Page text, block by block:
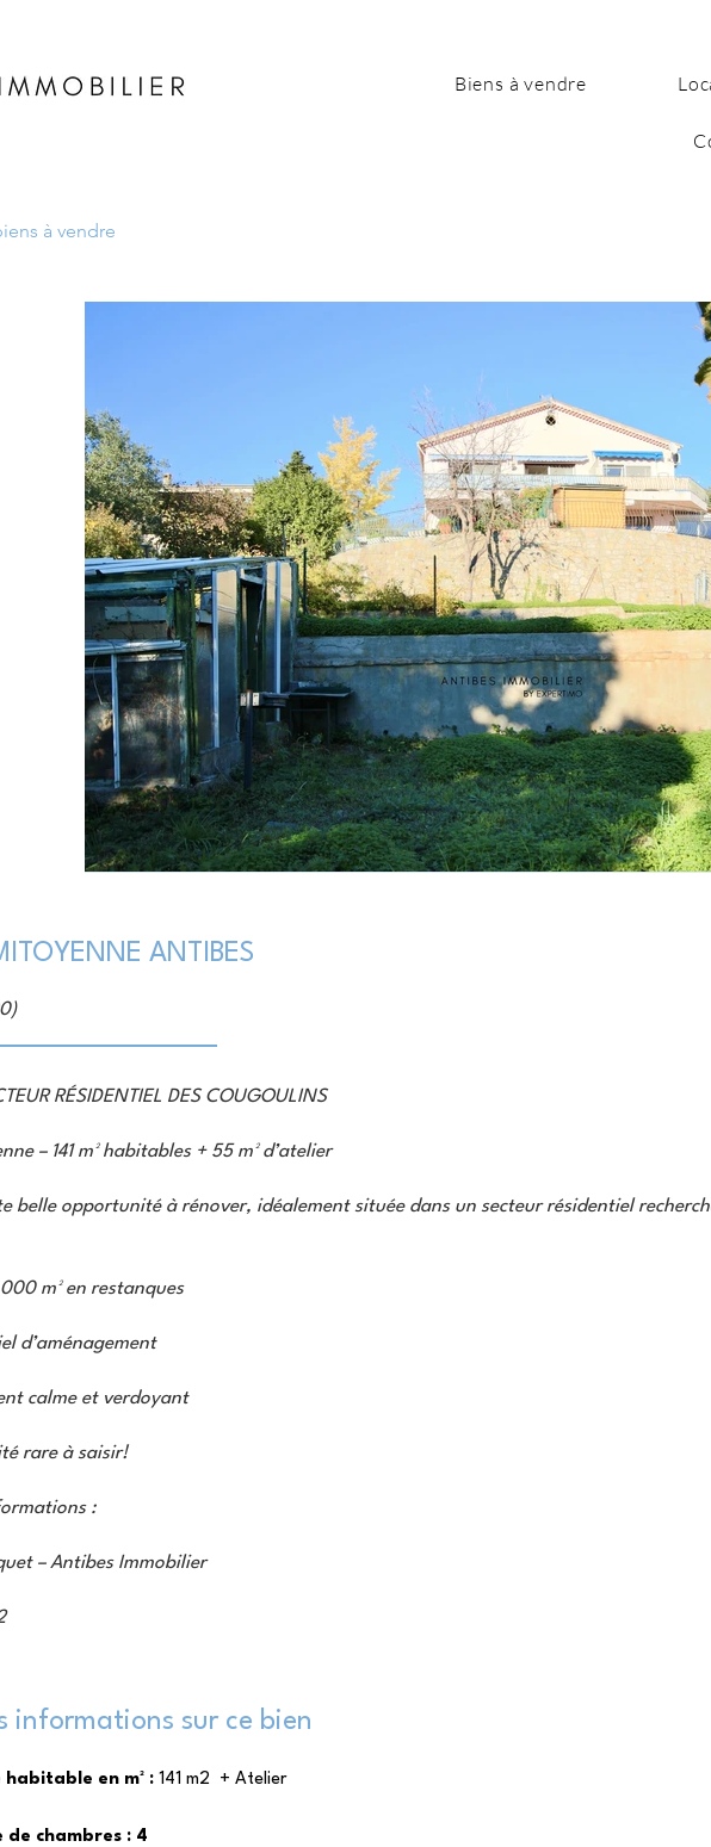
Biens à vendre
à vendre
ANTIBES
RÉSIDENTIEL DES COUGOULINS
– 141 m² habitables + 55 m² d’atelier
belle opportunité à rénover, idéalement située dans un secteur résidentiel
000 m² en restanques
d’aménagement
calme et verdoyant
rare à saisir!
:
– Antibes Immobilier
informations sur ce bien
habitable en m² : 141 m2  + Atelier
de chambres : 4